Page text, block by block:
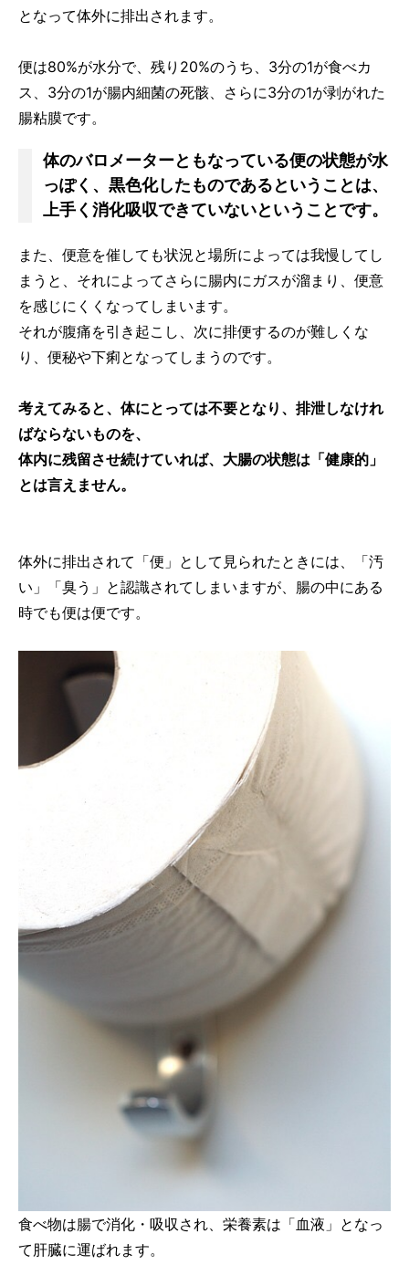
となって体外に排出されます。
便は80%が水分で、残り20%のうち、3分の1が食べカ
ス、3分の1が腸内細菌の死骸、さらに3分の1が剥がれた
腸粘膜です。
体のバロメーターともなっている便の状態が水
っぽく、黒色化したものであるということは、
上手く消化吸収できていないということです。
また、便意を催しても状況と場所によっては我慢してし
まうと、それによってさらに腸内にガスが溜まり、便意
を感じにくくなってしまいます。
それが腹痛を引き起こし、次に排便するのが難しくな
り、便秘や下痢となってしまうのです。
考えてみると、体にとっては不要となり、排泄しなけれ
ばならないものを、
体内に残留させ続けていれば、大腸の状態は「健康的」
とは言えません。
体外に排出されて「便」として見られたときには、「汚
い」「臭う」と認識されてしまいますが、腸の中にある
時でも便は便です。
食べ物は腸で消化・吸収され、栄養素は「血液」となっ
て肝臓に運ばれます。